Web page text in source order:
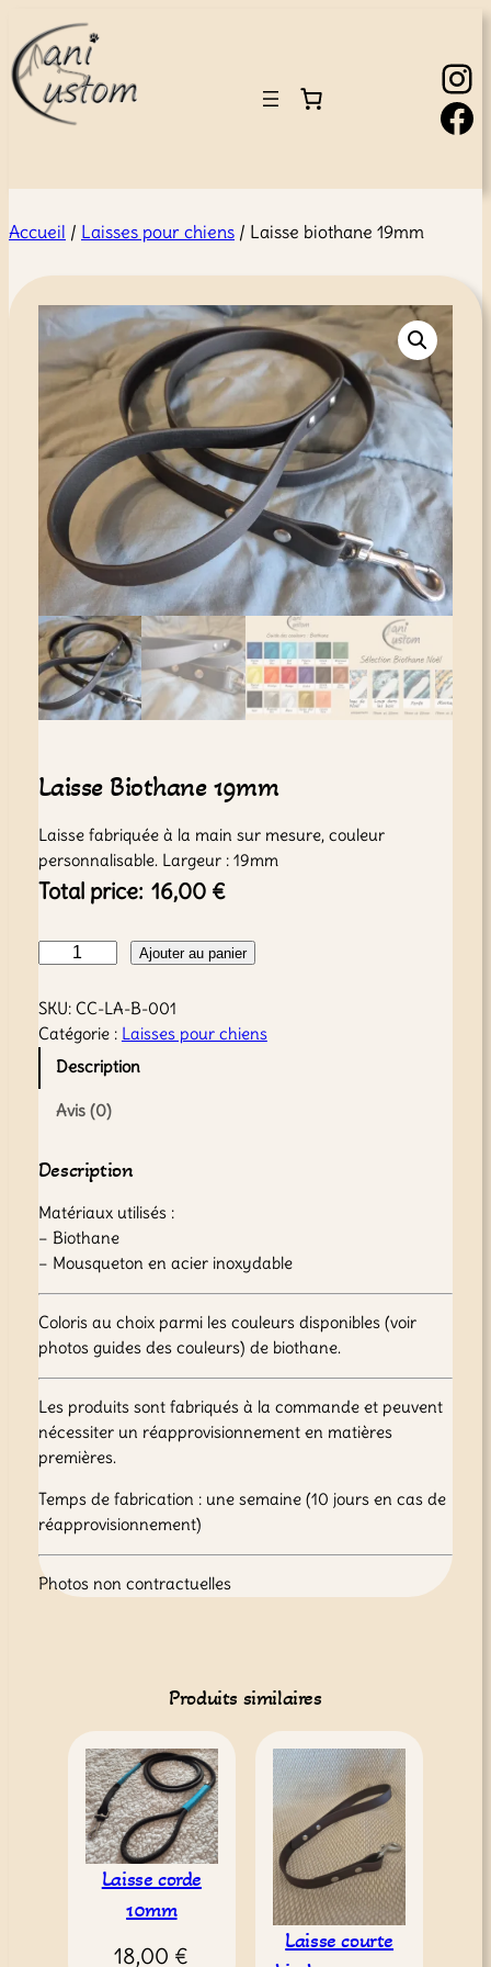
Instagram
Facebook
Accueil / Laisses pour chiens / Laisse biothane 19mm
Laisse Biothane 19mm
Laisse fabriquée à la main sur mesure, couleur
personnalisable. Largeur : 19mm
Total price: 16,00 €
a
n
t
e
L
e
b
i
o
t
h
n
e
1
9
Ajouter au panier
SKU: CC-LA-B-001
Catégorie : Laisses pour chiens
Description
Avis (0)
Description
Matériaux utilisés :
– Biothane
– Mousqueton en acier inoxydable
Coloris au choix parmi les couleurs disponibles (voir
photos guides des couleurs) de biothane.
Les produits sont fabriqués à la commande et peuvent
nécessiter un réapprovisionnement en matières
premières.
Temps de fabrication : une semaine (10 jours en cas de
réapprovisionnement)
Photos non contractuelles
Produits similaires
Laisse corde
10mm
18,00 €
Laisse courte